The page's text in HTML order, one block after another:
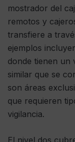
mostrador del
remotos y
transfiere a
ejemplos
donde tienen un
similar que se
son áreas
que requieren
vigilancia.
El nivel dos